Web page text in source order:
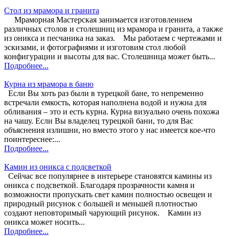
Стол из мрамора и гранита
Мраморная Мастерская занимается изготовлением
различных столов и столешниц из мрамора и гранита, а также
из оникса и песчаника на заказ. Мы работаем с чертежами и
эскизами, и фотографиями и изготовим стол любой
конфигурации и высоты для вас. Столешница может быть...
Подробнее...
Курна из мрамора в баню
Если Вы хоть раз были в турецкой бане, то непременно
встречали емкость, которая наполнена водой и нужна для
обливания – это и есть курна. Курна визуально очень похожа
на чашу. Если Вы владелец турецкой бани, то для Вас
объяснения излишни, но вместо этого у нас имеется кое-что
поинтереснее:...
Подробнее...
Камин из оникса с подсветкой
Сейчас все популярнее в интерьере становятся камины из
оникса с подсветкой. Благодаря прозрачности камня и
возможности пропускать свет камин полностью освещен и
природный рисунок с большей и меньшей плотностью
создают неповторимый чарующий рисунок. Камин из
оникса может носить...
Подробнее...